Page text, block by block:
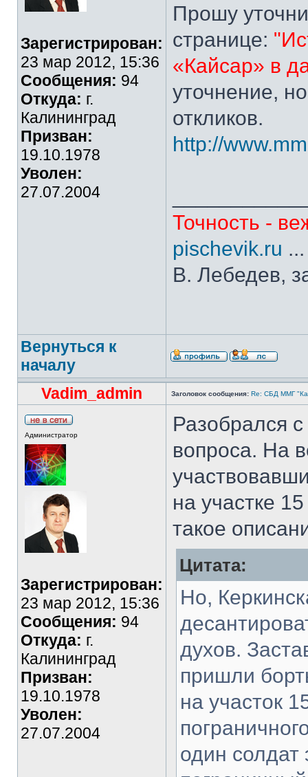
Зарегистрирован:
23 мар 2012, 15:36
Сообщения: 94
Откуда: г.
Калининград
Призван:
19.10.1978
Уволен:
27.07.2004
Прошу
странице:
«Кайсар» в
уточнение,
откликов.
http://
Точность -
pischevik.ru
В. Лебедев,
Вернуться к
началу
Vadim_admin
Заголовок сообщения: Re: СБД ММГ
Администратор
Зарегистрирован:
23 мар 2012, 15:36
Сообщения: 94
Откуда: г.
Калининград
Призван:
19.10.1978
Уволен:
27.07.2004
Разобрался
вопроса. На
на участке
такое
Цитата:
Но,
духов.
пришли
на участок
один солдат